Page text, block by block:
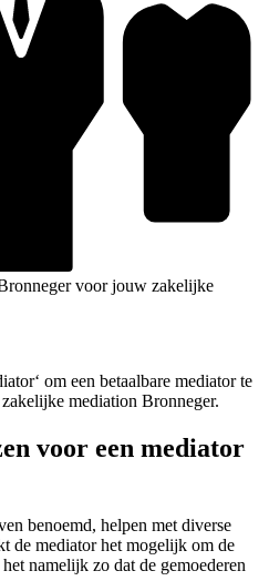
voor jouw zakelijke
om een betaalbare mediator te
mediation Bronneger.
voor een mediator
benoemd, helpen met diverse
de mediator het mogelijk om de
namelijk zo dat de gemoederen